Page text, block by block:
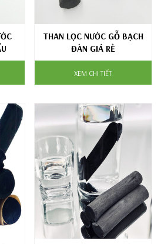
THAN LỌC NƯỚC GỖ BẠCH
ĐÀN GIÁ RẺ
XEM CHI TIẾT